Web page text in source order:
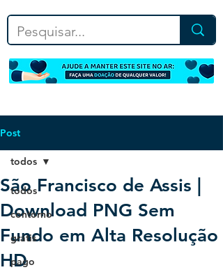
Post
todos
contorno
grátis
pago
todos
São Francisco de Assis |
Download PNG Sem
Fundo em Alta Resolução
HD